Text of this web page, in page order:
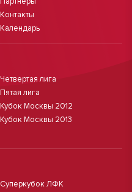
Контакты
Календарь
Четвертая лига
Пятая лига
Кубок Москвы 2012
Кубок Москвы 2013
Суперкубок ЛФК